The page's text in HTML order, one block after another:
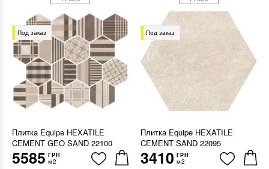
Под заказ
Плитка Equipe HEXATILE
CEMENT GEO SAND 22100
5585 ГРН
м2
Под заказ
Плитка Equipe HEXATILE
CEMENT SAND 22095
3410 ГРН
м2